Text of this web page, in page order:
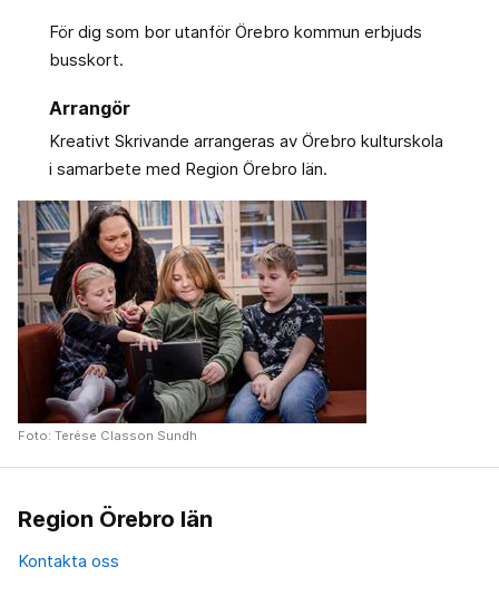
För dig som bor utanför Örebro kommun erbjuds
busskort.
Arrangör
Kreativt Skrivande arrangeras av Örebro kulturskola
i samarbete med Region Örebro län.
Foto: Terése Classon Sundh
Region Örebro län
Kontakta oss